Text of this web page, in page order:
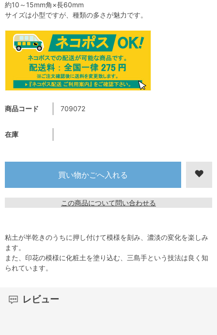
商品コード 709072
在庫
この商品について問い合わせる
約10～15mm角×長60mm
サイズは小型ですが、種類の多さが魅力です。
粘土が半乾きのうちに押し付けて模様を刻み、濃淡の変化を楽しみ
ます。
また、印花の模様に化粧土を塗り込む、三島手という技法は良く知
られています。
レビュー